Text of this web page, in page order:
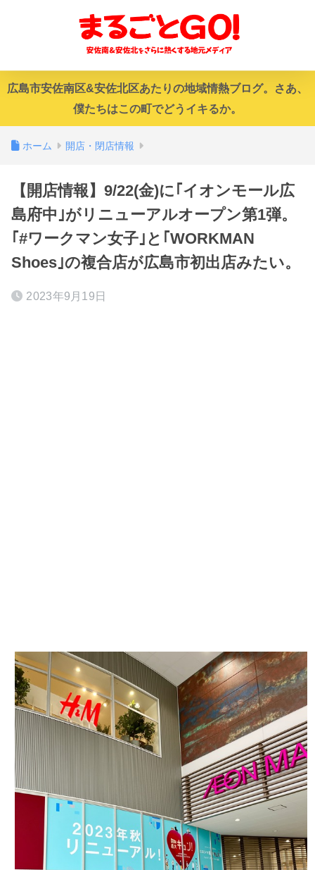
広島市安佐南区&安佐北区あたりの地域情熱ブログ。さあ、
僕たちはこの町でどうイキるか。
ホーム 開店・閉店情報
【開店情報】9/22(金)に｢イオンモール広
島府中｣がリニューアルオープン第1弾。
｢#ワークマン女子｣と｢WORKMAN
Shoes｣の複合店が広島市初出店みたい。
2023年9月19日